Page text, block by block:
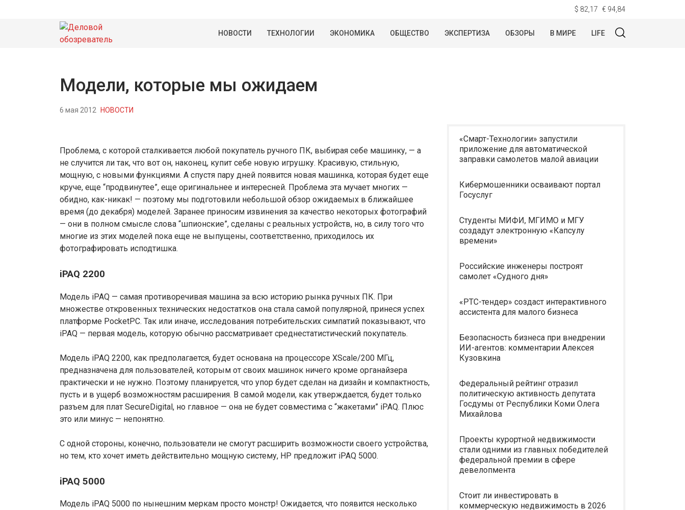
$ 82,17 € 94,84
НОВОСТИ ТЕХНОЛОГИИ ЭКОНОМИКА ОБЩЕСТВО ЭКСПЕРТИЗА ОБЗОРЫ В МИРЕ LIFE
Модели, которые мы ожидаем
6 мая 2012 НОВОСТИ
Проблема, с которой сталкивается любой покупатель ручного ПК, выбирая себе машинку, — а
не случится ли так, что вот он, наконец, купит себе новую игрушку. Красивую, стильную,
мощную, с новыми функциями. А спустя пару дней появится новая машинка, которая будет еще
круче, еще “продвинутее”, еще оригинальнее и интересней. Проблема эта мучает многих —
обидно, как-никак! — поэтому мы подготовили небольшой обзор ожидаемых в ближайшее
время (до декабря) моделей. Заранее приносим извинения за качество некоторых фотографий
— они в полном смысле слова “шпионские”, сделаны с реальных устройств, но, в силу того что
многие из этих моделей пока еще не выпущены, соответственно, приходилось их
фотографировать исподтишка.
iPAQ 2200
Модель iPAQ — самая противоречивая машина за всю историю рынка ручных ПК. При
множестве откровенных технических недостатков она стала самой популярной, принеся успех
платформе PocketPC. Так или иначе, исследования потребительских симпатий показывают, что
iPAQ — первая модель, которую обычно рассматривает среднестатистический покупатель.
Модель iPAQ 2200, как предполагается, будет основана на процессоре XScale/200 МГц,
предназначена для пользователей, которым от своих машинок ничего кроме органайзера
практически и не нужно. Поэтому планируется, что упор будет сделан на дизайн и компактность,
пусть и в ущерб возможностям расширения. В самой модели, как утверждается, будет только
разъем для плат SecureDigital, но главное — она не будет совместима с “жакетами” iPAQ. Плюс
это или минус — непонятно.
С одной стороны, конечно, пользователи не смогут расширить возможности своего устройства,
но тем, кто хочет иметь действительно мощную систему, HP предложит iPAQ 5000.
iPAQ 5000
Модель iPAQ 5000 по нынешним меркам просто монстр! Ожидается, что появится несколько
«Смарт-Технологии» запустили
приложение для автоматической
заправки самолетов малой авиации
Кибермошенники осваивают портал
Госуслуг
Студенты МИФИ, МГИМО и МГУ
создадут электронную «Капсулу
времени»
Российские инженеры построят
самолет «Судного дня»
«РТС-тендер» создаст интерактивного
ассистента для малого бизнеса
Безопасность бизнеса при внедрении
ИИ-агентов: комментарии Алексея
Кузовкина
Федеральный рейтинг отразил
политическую активность депутата
Госдумы от Республики Коми Олега
Михайлова
Проекты курортной недвижимости
стали одними из главных победителей
федеральной премии в сфере
девелопмента
Стоит ли инвестировать в
коммерческую недвижимость в 2026